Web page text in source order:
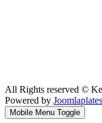
All Rights reserved ©
Powered by Joomlaplates
Mobile Menu Toggle